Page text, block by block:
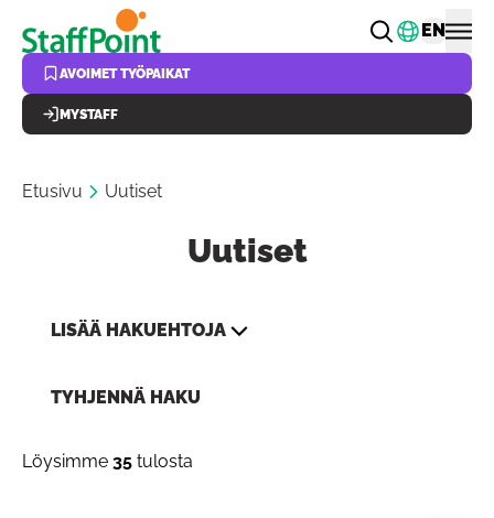
Hyppää pääsisältöön Vaihda
EN
AVOIMET TYÖPAIKAT
MYSTAFF
Etusivu Uutiset
Uutiset
LISÄÄ HAKUEHTOJA
TYHJENNÄ HAKU
Löysimme 35 tulosta